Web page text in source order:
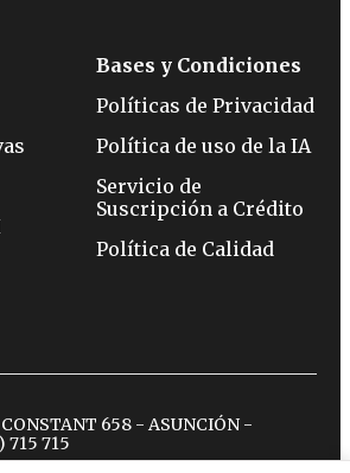
Bases y Condiciones
Políticas de Privacidad
Política de uso de la IA
Servicio de
Suscripción a Crédito
Política de Calidad
658 - ASUNCIÓN -
715 715